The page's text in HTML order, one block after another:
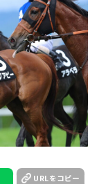
URLをコピー